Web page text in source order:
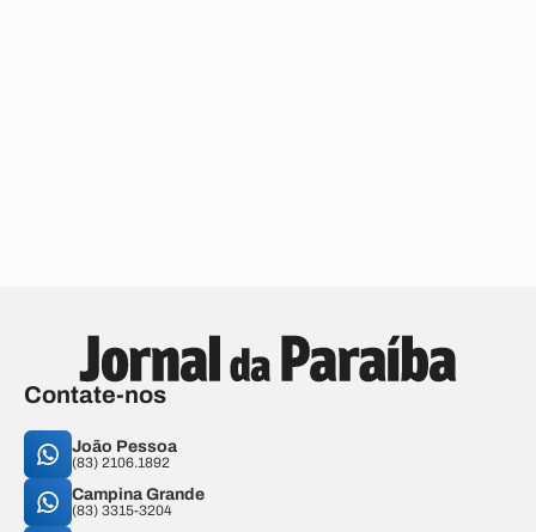
Contate-nos
João Pessoa
(83) 2106.1892
Campina Grande
(83) 3315-3204